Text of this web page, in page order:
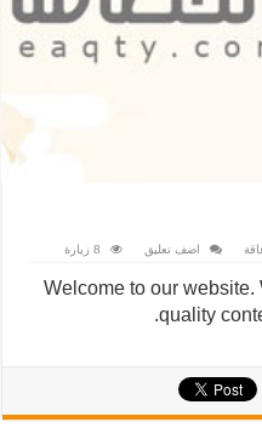
اضف تعليق 8 زيارة
Welcome to our
quality